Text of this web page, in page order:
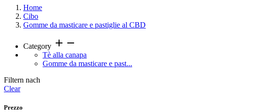
Home
Cibo
Gomme da masticare e pastiglie al CBD
Category add remove
Tè alla canapa
Gomme da masticare e past...
Filtern nach
Clear
Prezzo